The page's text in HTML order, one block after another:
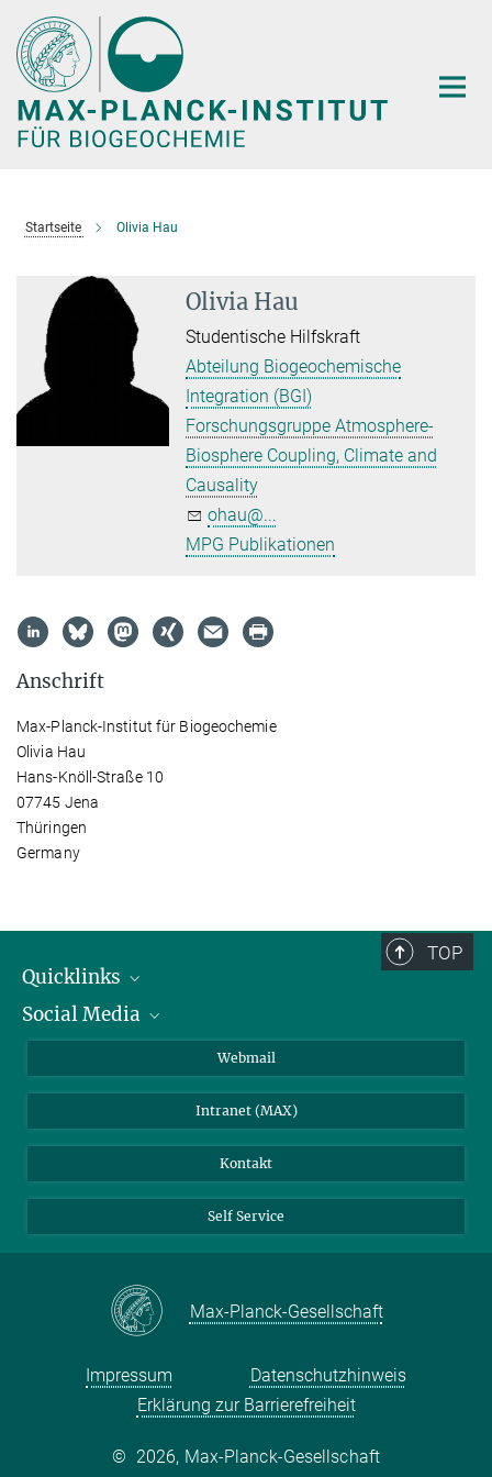
Hauptinhalt
Startseite Olivia Hau
Olivia Hau
Studentische Hilfskraft
Abteilung Biogeochemische
Integration (BGI)
Forschungsgruppe Atmosphere-
Biosphere Coupling, Climate and
Causality
ohau@...
MPG Publikationen
Anschrift
Max-Planck-Institut für Biogeochemie
Olivia Hau
Hans-Knöll-Straße 10
07745 Jena
Thüringen
Germany
TOP
Quicklinks
IMPRS Graduiertenschule
Social Media
Webmail
Intranet (MAX)
Kontakt
Self Service
Max-Planck-Gesellschaft
Impressum
Datenschutzhinweis
Erklärung zur Barrierefreiheit
© 2026, Max-Planck-Gesellschaft